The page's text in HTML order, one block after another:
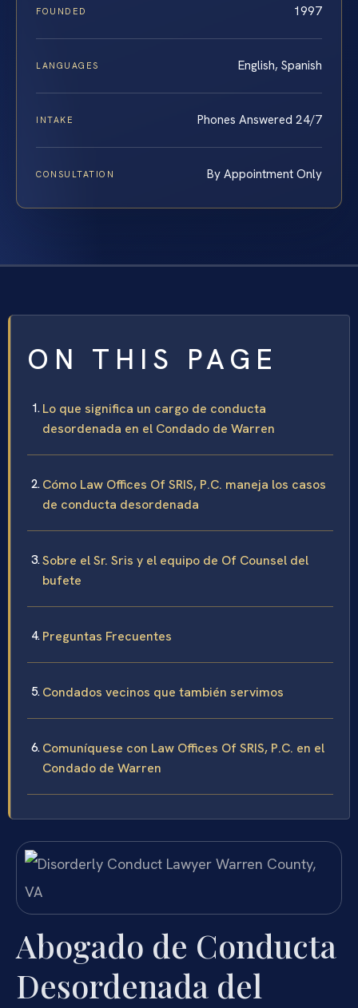
FOUNDED 1997
LANGUAGES English, Spanish
INTAKE Phones Answered 24/7
CONSULTATION By Appointment Only
ON THIS PAGE
Lo que significa un cargo de conducta
desordenada en el Condado de Warren
Cómo Law Offices Of SRIS, P.C. maneja los casos
de conducta desordenada
Sobre el Sr. Sris y el equipo de Of Counsel del
bufete
Preguntas Frecuentes
Condados vecinos que también servimos
Comuníquese con Law Offices Of SRIS, P.C. en el
Condado de Warren
Abogado de Conducta
Desordenada del